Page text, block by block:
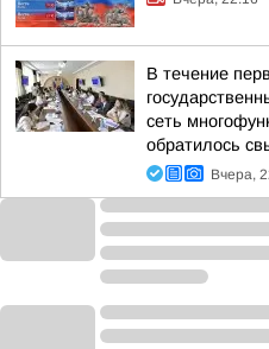
В течение
сеть
обратилось
Вчера,